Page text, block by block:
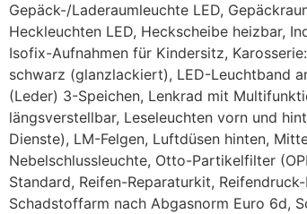
Gepäck-/Laderaumleuchte LED,
Heckleuchten LED, Heckscheibe heizbar,
Isofix-Aufnahmen für Kindersitz,
schwarz (glanzlackiert), LED-Leuchtband
(Leder) 3-Speichen, Lenkrad mit
längsverstellbar, Leseleuchten vorn und
Dienste), LM-Felgen, Luftdüsen hinten,
Nebelschlussleuchte, Otto-Partikelfilter
Standard, Reifen-Reparaturkit,
Schadstoffarm nach Abgasnorm Euro 6d,